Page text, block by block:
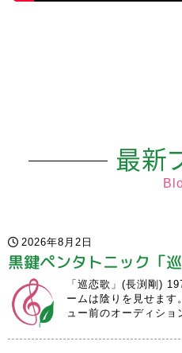
最新
2026年8月2日
黒鍵ペンタトニック「
「巡恋歌」(長渕剛)
ームは陰りを見せます
ュー前のオーディショ